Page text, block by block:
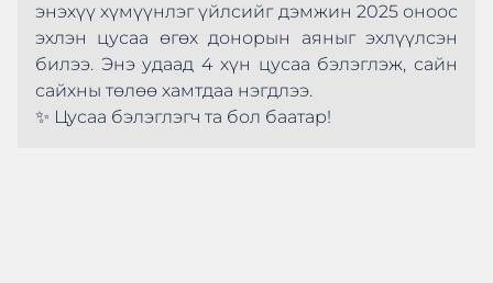
энэхүү хүмүүнлэг үйлсийг дэмжин 2025 оноос
эхлэн цусаа өгөх донорын аяныг эхлүүлсэн
билээ. Энэ удаад 4 хүн цусаа бэлэглэж, сайн
сайхны төлөө хамтдаа нэгдлээ.
✨ Цусаа бэлэглэгч та бол баатар!